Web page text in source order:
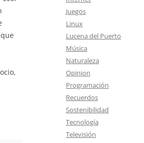
Juegos
Linux
Lucena del Puerto
Música
Naturaleza
Opinion
Programación
Recuerdos
Sostenibilidad
Tecnología
Televisión